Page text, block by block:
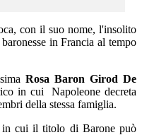
con il suo nome, l'insolito
in Francia al tempo
Rosa Baron Girod De
in cui Napoleone decreta
della stessa famiglia.
in cui il titolo di Barone può